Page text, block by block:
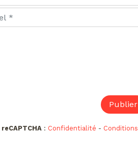
reCAPTCHA : Confidentialité - Conditions